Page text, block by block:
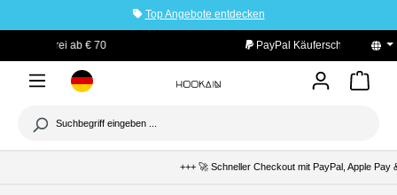
Top Angebote entdecken
PayPal Käuferschutz
+++ 🚀 Schneller Checkout mit PayPal, Apple Pay